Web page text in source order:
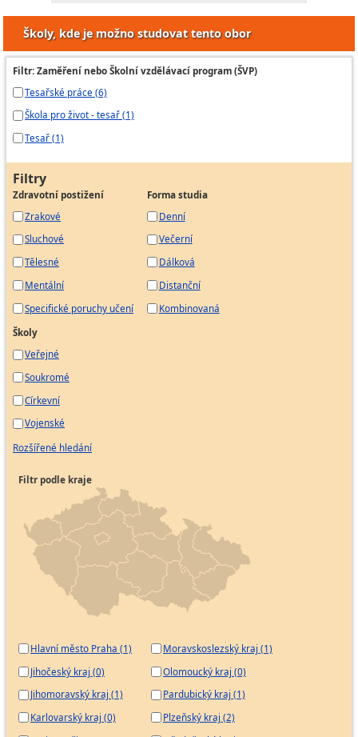
Školy, kde je možno studovat tento obor
Filtr: Zaměření nebo Školní vzdělávací program (ŠVP)
Tesařské práce (6)
Škola pro život - tesař (1)
Tesař (1)
Filtry
Zdravotní postižení
Zrakové
Sluchové
Tělesné
Mentální
Specifické poruchy učení
Forma studia
Denní
Večerní
Dálková
Distanční
Kombinovaná
Školy
Veřejné
Soukromé
Církevní
Vojenské
Rozšířené hledání
Filtr podle kraje
Hlavní město Praha (1)
Jihočeský kraj (0)
Jihomoravský kraj (1)
Karlovarský kraj (0)
Moravskoslezský kraj (1)
Olomoucký kraj (0)
Pardubický kraj (1)
Plzeňský kraj (2)